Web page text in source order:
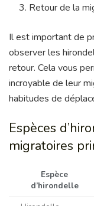
Retour de la
Il est important de
observer les
retour. Cela vous
incroyable de leur
habitudes de
Espèces
migratoires
Espèce
d’hirondelle